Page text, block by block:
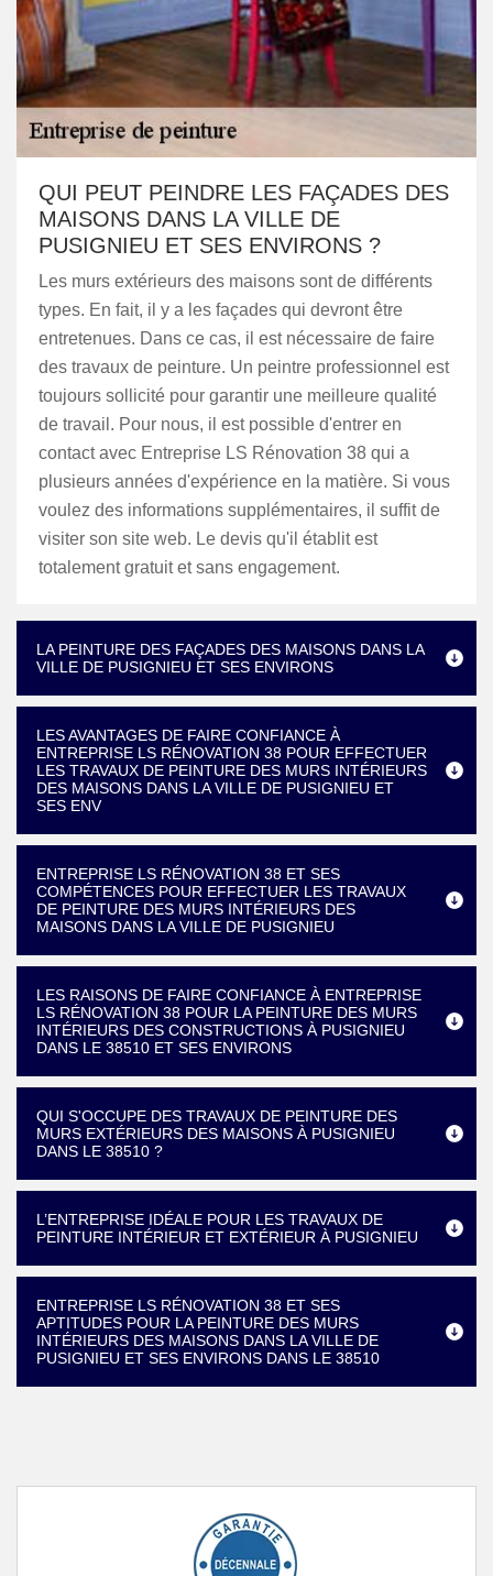
QUI PEUT PEINDRE LES FAÇADES DES
MAISONS DANS LA VILLE DE
PUSIGNIEU ET SES ENVIRONS ?
Les murs extérieurs des maisons sont de différents
types. En fait, il y a les façades qui devront être
entretenues. Dans ce cas, il est nécessaire de faire
des travaux de peinture. Un peintre professionnel est
toujours sollicité pour garantir une meilleure qualité
de travail. Pour nous, il est possible d'entrer en
contact avec Entreprise LS Rénovation 38 qui a
plusieurs années d'expérience en la matière. Si vous
voulez des informations supplémentaires, il suffit de
visiter son site web. Le devis qu'il établit est
totalement gratuit et sans engagement.
LA PEINTURE DES FAÇADES DES MAISONS DANS LA
VILLE DE PUSIGNIEU ET SES ENVIRONS
LES AVANTAGES DE FAIRE CONFIANCE À
ENTREPRISE LS RÉNOVATION 38 POUR EFFECTUER
LES TRAVAUX DE PEINTURE DES MURS INTÉRIEURS
DES MAISONS DANS LA VILLE DE PUSIGNIEU ET
SES ENV
ENTREPRISE LS RÉNOVATION 38 ET SES
COMPÉTENCES POUR EFFECTUER LES TRAVAUX
DE PEINTURE DES MURS INTÉRIEURS DES
MAISONS DANS LA VILLE DE PUSIGNIEU
LES RAISONS DE FAIRE CONFIANCE À ENTREPRISE
LS RÉNOVATION 38 POUR LA PEINTURE DES MURS
INTÉRIEURS DES CONSTRUCTIONS À PUSIGNIEU
DANS LE 38510 ET SES ENVIRONS
QUI S'OCCUPE DES TRAVAUX DE PEINTURE DES
MURS EXTÉRIEURS DES MAISONS À PUSIGNIEU
DANS LE 38510 ?
L’ENTREPRISE IDÉALE POUR LES TRAVAUX DE
PEINTURE INTÉRIEUR ET EXTÉRIEUR À PUSIGNIEU
ENTREPRISE LS RÉNOVATION 38 ET SES
APTITUDES POUR LA PEINTURE DES MURS
INTÉRIEURS DES MAISONS DANS LA VILLE DE
PUSIGNIEU ET SES ENVIRONS DANS LE 38510